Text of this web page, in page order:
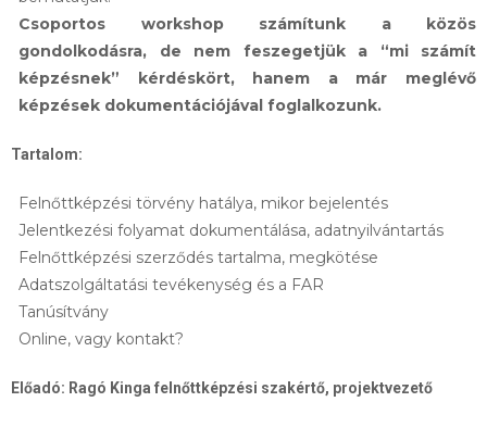
Csoportos workshop számítunk a közös
gondolkodásra, de nem feszegetjük a “mi számít
képzésnek” kérdéskört, hanem a már meglévő
képzések dokumentációjával foglalkozunk.
Tartalom:
Felnőttképzési törvény hatálya, mikor bejelentés
Jelentkezési folyamat dokumentálása, adatnyilvántartás
Felnőttképzési szerződés tartalma, megkötése
Adatszolgáltatási tevékenység és a FAR
Tanúsítvány
Online, vagy kontakt?
Előadó: Ragó Kinga felnőttképzési szakértő, projektvezető